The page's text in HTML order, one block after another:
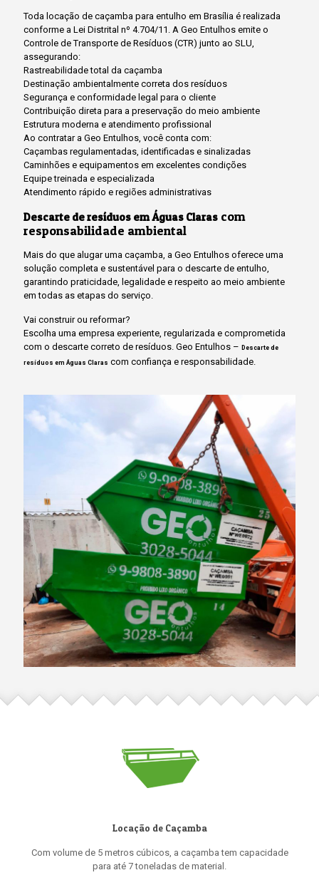
Toda locação de caçamba para entulho em Brasília é realizada
conforme a Lei Distrital nº 4.704/11. A Geo Entulhos emite o
Controle de Transporte de Resíduos (CTR) junto ao SLU,
assegurando:
Rastreabilidade total da caçamba
Destinação ambientalmente correta dos resíduos
Segurança e conformidade legal para o cliente
Contribuição direta para a preservação do meio ambiente
Estrutura moderna e atendimento profissional
Ao contratar a Geo Entulhos, você conta com:
Caçambas regulamentadas, identificadas e sinalizadas
Caminhões e equipamentos em excelentes condições
Equipe treinada e especializada
Atendimento rápido e regiões administrativas
Descarte de resíduos em Águas Claras com
responsabilidade ambiental
Mais do que alugar uma caçamba, a Geo Entulhos oferece uma
solução completa e sustentável para o descarte de entulho,
garantindo praticidade, legalidade e respeito ao meio ambiente
em todas as etapas do serviço.
Vai construir ou reformar?
Escolha uma empresa experiente, regularizada e comprometida
com o descarte correto de resíduos. Geo Entulhos – Descarte de
resíduos em Águas Claras com confiança e responsabilidade.
Locação de Caçamba
Com volume de 5 metros cúbicos, a caçamba tem capacidade
para até 7 toneladas de material.